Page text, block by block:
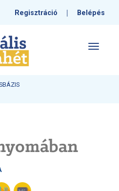
Regisztráció | Belépés
Toggle